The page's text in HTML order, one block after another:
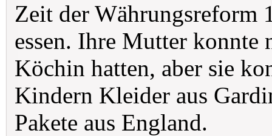
Zeit der Währungsreform
essen. Ihre Mutter konnte
Köchin hatten, aber sie
Kindern Kleider aus
Pakete aus England.